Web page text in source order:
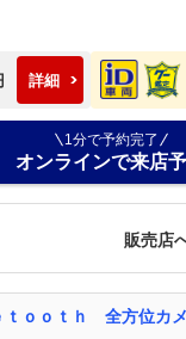
詳細
1分で予約完了
オンラインで来店
販売店